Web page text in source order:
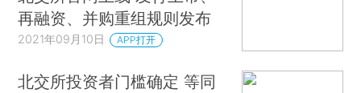
再融资、并购重组规则发布
2021年09月10日 APP打开
北交所投资者门槛确定 等同